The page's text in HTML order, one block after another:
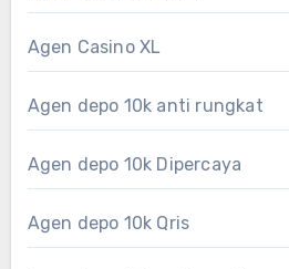
Agen Casino XL
Agen depo 10k anti rungkat
Agen depo 10k Dipercaya
Agen depo 10k Qris